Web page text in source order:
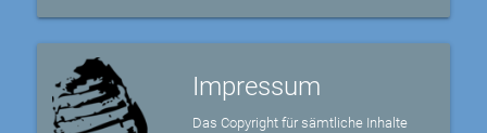
Impressum
Das Copyright für sämtliche Inhalte